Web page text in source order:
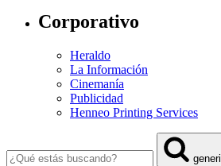
Corporativo
Heraldo
La Información
Cinemanía
Publicidad
Henneo Printing Services